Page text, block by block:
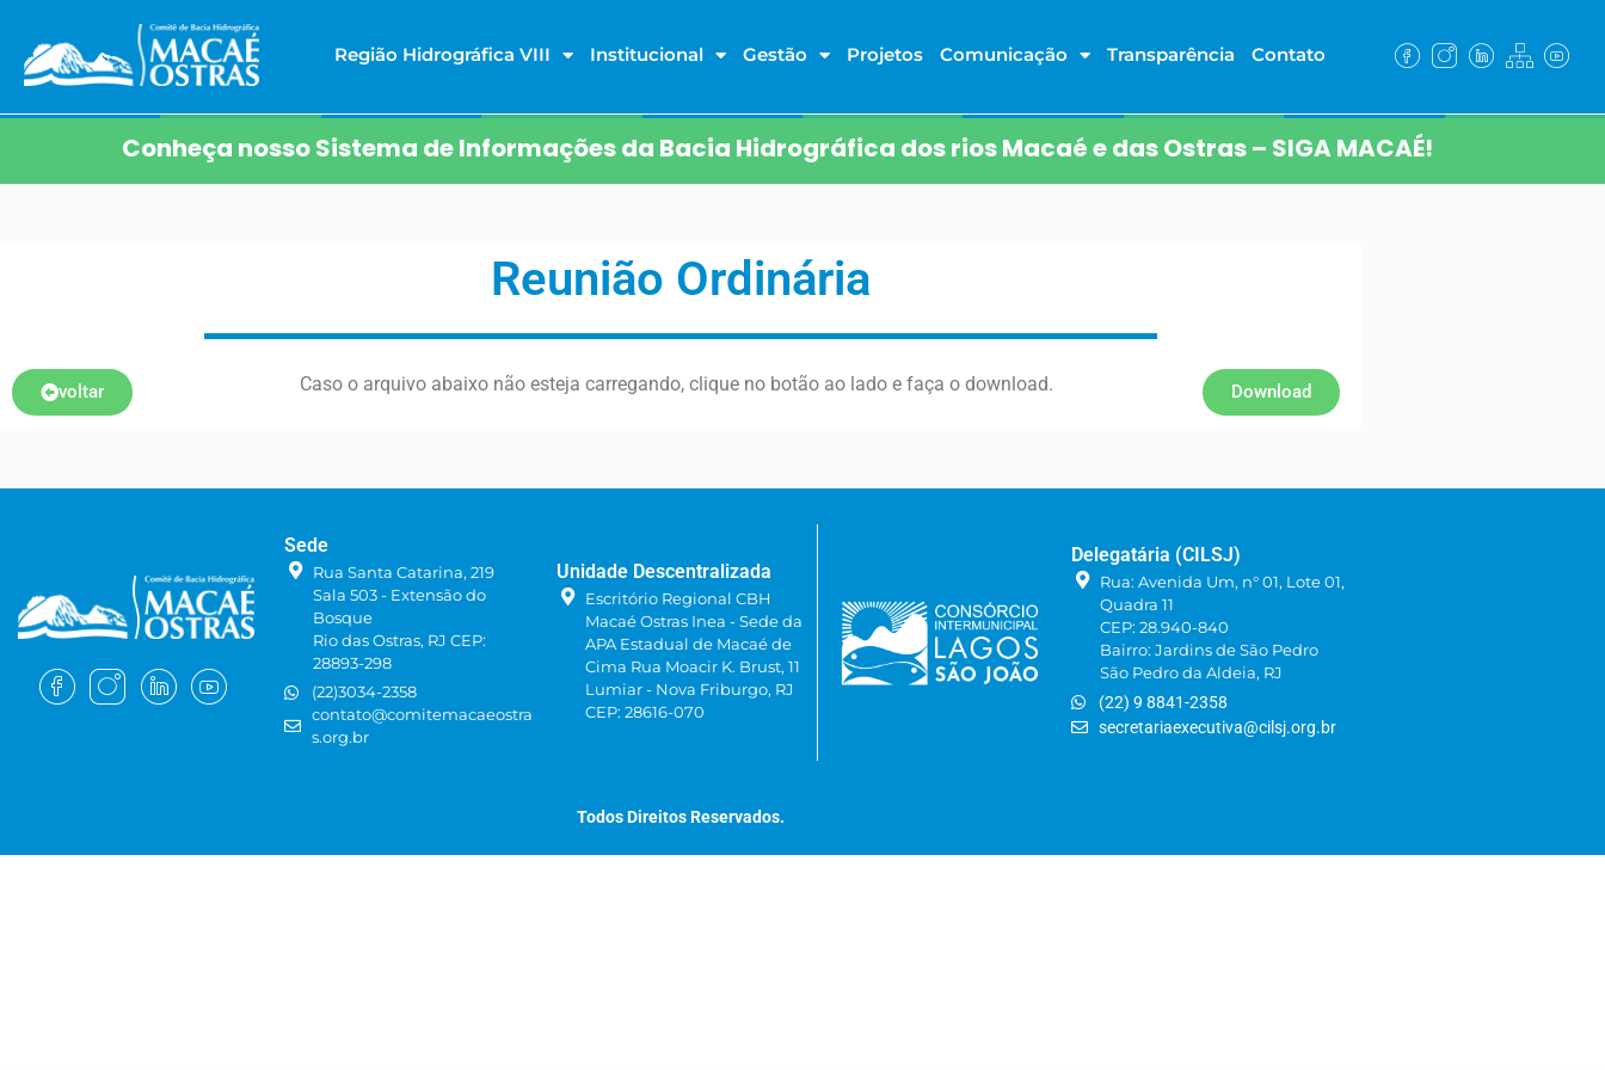
Região Hidrográfica VIII Institucional Gestão Projetos Comunicação Transparência Contato
Conheça nosso Sistema de Informações da Bacia Hidrográfica dos rios Macaé e das Ostras – SIGA MACAÉ!
Reunião Ordinária
voltar Caso o arquivo abaixo não esteja carregando, clique no botão ao lado e faça o download. Download
Sede
Rua Santa Catarina, 219
Sala 503 - Extensão do
Bosque
Rio das Ostras, RJ CEP:
28893-298
(22)3034-2358
contato@comitemacaeostra
s.org.br
Unidade Descentralizada
Escritório Regional CBH
Macaé Ostras Inea - Sede da
APA Estadual de Macaé de
Cima Rua Moacir K. Brust, 11
Lumiar - Nova Friburgo, RJ
CEP: 28616-070
Delegatária (CILSJ)
Rua: Avenida Um, n° 01, Lote 01,
Quadra 11
CEP: 28.940-840
Bairro: Jardins de São Pedro
São Pedro da Aldeia, RJ
(22) 9 8841-2358
secretariaexecutiva@cilsj.org.br
Todos Direitos Reservados.